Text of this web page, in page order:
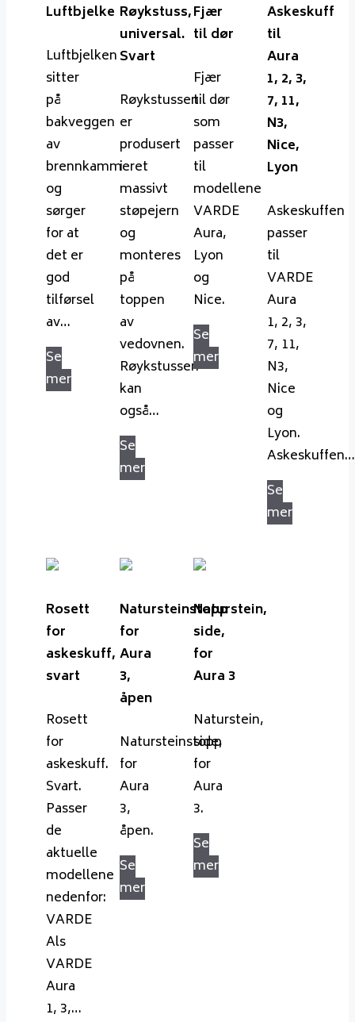
Luftbjelke
Luftbjelken
sitter
på
bakveggen
av
brennkammeret
og
sørger
for at
det er
god
tilførsel
av…
Se
mer
Røykstuss,
universal.
Svart
Røykstussen
er
produsert
i
massivt
støpejern
og
monteres
på
toppen
av
vedovnen.
Røykstussen
kan
også…
Se
mer
Fjær
til dør
Fjær
til dør
som
passer
til
modellene
VARDE
Aura,
Lyon
og
Nice.
Se
mer
Askeskuff
til
Aura
1, 2, 3,
7, 11,
N3,
Nice,
Lyon
Askeskuffen
passer
til
VARDE
Aura
1, 2, 3,
7, 11,
N3,
Nice
og
Lyon.
Askeskuffen…
Se
mer
Rosett
for
askeskuff,
svart
Rosett
for
askeskuff.
Svart.
Passer
de
aktuelle
modellene
nedenfor:
VARDE
Als
VARDE
Aura
1, 3,…
Natursteinstopp
for
Aura
3,
åpen
Natursteinstopp
for
Aura
3,
åpen.
Se
mer
Naturstein,
side,
for
Aura 3
Naturstein,
side,
for
Aura
3.
Se
mer